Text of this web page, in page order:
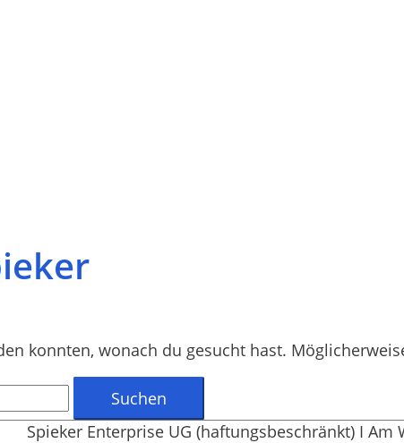
konnten, wonach du gesucht hast.
Spieker Enterprise UG (haftungsbeschränkt) I